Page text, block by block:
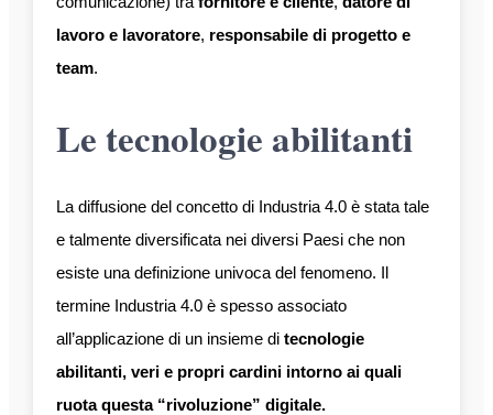
lavoro e lavoratore, responsabile di progetto e
team.
Le tecnologie abilitanti
La diffusione del concetto di Industria 4.0 è stata tale
e talmente diversificata nei diversi Paesi che non
esiste una definizione univoca del fenomeno. Il
termine Industria 4.0 è spesso associato
all’applicazione di un insieme ditecnologie
abilitanti, veri e propri cardini intorno ai quali
ruota questa “rivoluzione” digitale.